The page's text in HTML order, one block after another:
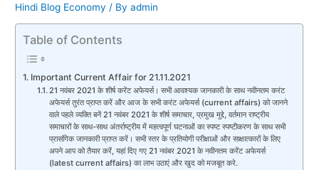
Hindi Blog Economy / Byadmin
Table of Contents
Important Current Affair for 21.11.2021
21 नवंबर 2021 के शीर्ष करेंट अफेयर्स। सभी आवश्यक जानकारी के साथ नवीनतम करंट
अफेयर्स तुरंत प्राप्त करें और आज के सभी करंट अफेयर्स (current affairs) को जानने
वाले पहले व्यक्ति बनें 21 नवंबर 2021 के शीर्ष समाचार, प्रमुख मुद्दे, वर्तमान राष्ट्रीय
समाचारों के साथ-साथ अंतर्राष्ट्रीय में महत्वपूर्ण घटनाओं का स्पष्ट स्पष्टीकरण के साथ सभी
प्रासंगिक जानकारी प्राप्त करें। सभी स्तर के प्रतियोगी परीक्षाओं और साक्षात्कारों के लिए
अपने आप को तैयार करें, यहां दिए गए 21 नवंबर 2021 के नवीनतम करेंट अफेयर्स
(latest current affairs) का लाभ उठाएं और खुद को मजबूत करे.